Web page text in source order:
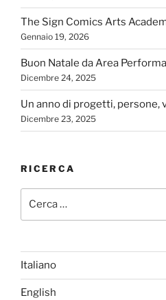
The Sign Comics Arts
Gennaio 19, 2026
Buon Natale da Area
Dicembre 24, 2025
Un anno di progetti, persone,
Dicembre 23, 2025
RICERCA
Italiano
English